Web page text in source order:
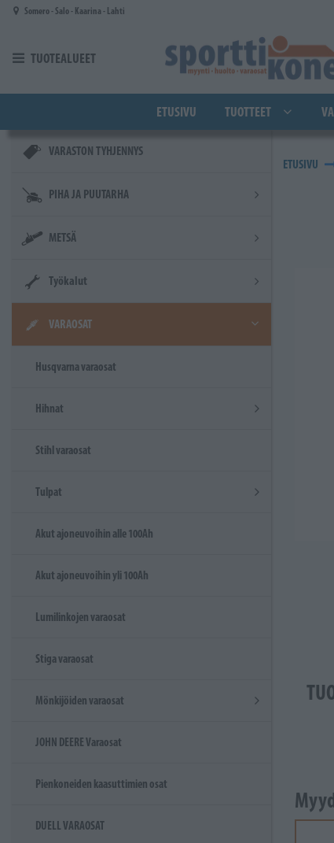
Siirry pääsisältöön
Somero - Salo - Kaarina - Lahti
TUOTEALUEET
ETUSIVU TUOTTEET
VARASTON TYHJENNYS
PIHA JA PUUTARHA
METSÄ
Työkalut
VARAOSAT
Husqvarna varaosat
Hihnat
Stihl varaosat
Tulpat
Akut ajoneuvoihin alle 100Ah
Akut ajoneuvoihin yli 100Ah
Lumilinkojen varaosat
Stiga varaosat
Mönkijöiden varaosat
JOHN DEERE Varaosat
Pienkoneiden kaasuttimien osat
DUELL VARAOSAT
ETUSIVU